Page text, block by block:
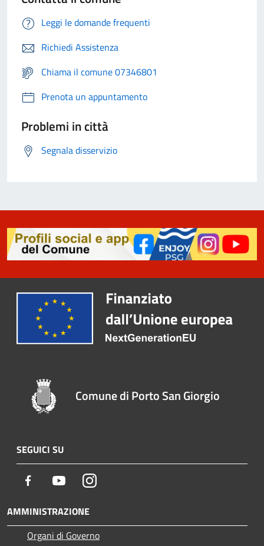
Leggi le domande frequenti
Richiedi Assistenza
Chiama il comune 07346801
Prenota un appuntamento
Problemi in città
Segnala disservizio
Comune di Porto San Giorgio
SEGUICI SU
Facebook YoutubeInstagram
AMMINISTRAZIONE
Organi di Governo